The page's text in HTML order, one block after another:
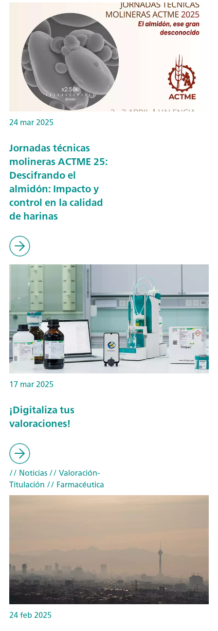
24 mar 2025
Jornadas técnicas
molineras ACTME 25:
Descifrando el
almidón: Impacto y
control en la calidad
de harinas
17 mar 2025
¡Digitaliza tus
valoraciones!
// Noticias// Valoración-
Titulación // Farmacéutica
24 feb 2025